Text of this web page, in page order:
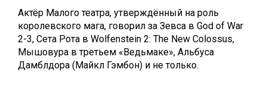
Актёр Малого театра, утверждённый на роль
королевского мага, говорил за Зевса в God of War
2-3, Сета Рота в Wolfenstein 2: The New Colossus,
Мышовура в третьем «Ведьмаке», Альбуса
Дамблдора (Майкл Гэмбон) и не только.